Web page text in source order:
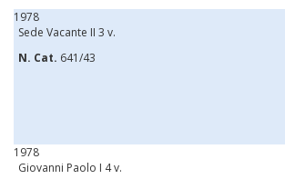
1978
Sede Vacante II 3 v.
N. Cat. 641/43
1978
Giovanni Paolo I 4 v.